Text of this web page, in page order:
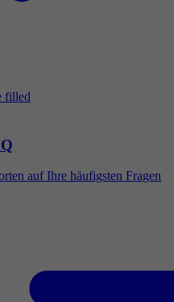
filled
auf Ihre häufigsten Fragen